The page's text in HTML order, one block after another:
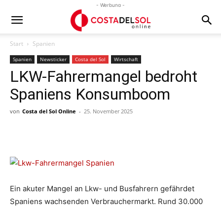
- Werbung -
Start Spanien
Spanien Newsticker Costa del Sol Wirtschaft
LKW-Fahrermangel bedroht
Spaniens Konsumboom
von Costa del Sol Online - 25. November 2025
Ein akuter Mangel an Lkw- und Busfahrern gefährdet
Spaniens wachsenden Verbrauchermarkt. Rund 30.000